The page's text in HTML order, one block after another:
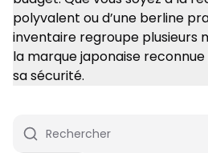
polyvalent ou d’une berline
inventaire regroupe plusieurs
la marque japonaise
sa sécurité.